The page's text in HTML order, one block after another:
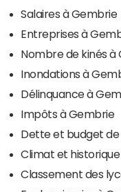
Salaires à Gembrie
Entreprises à
Nombre de kinés à
Inondations à
Délinquance à
Impôts à Gembrie
Dette et budget
Climat et
Classement des